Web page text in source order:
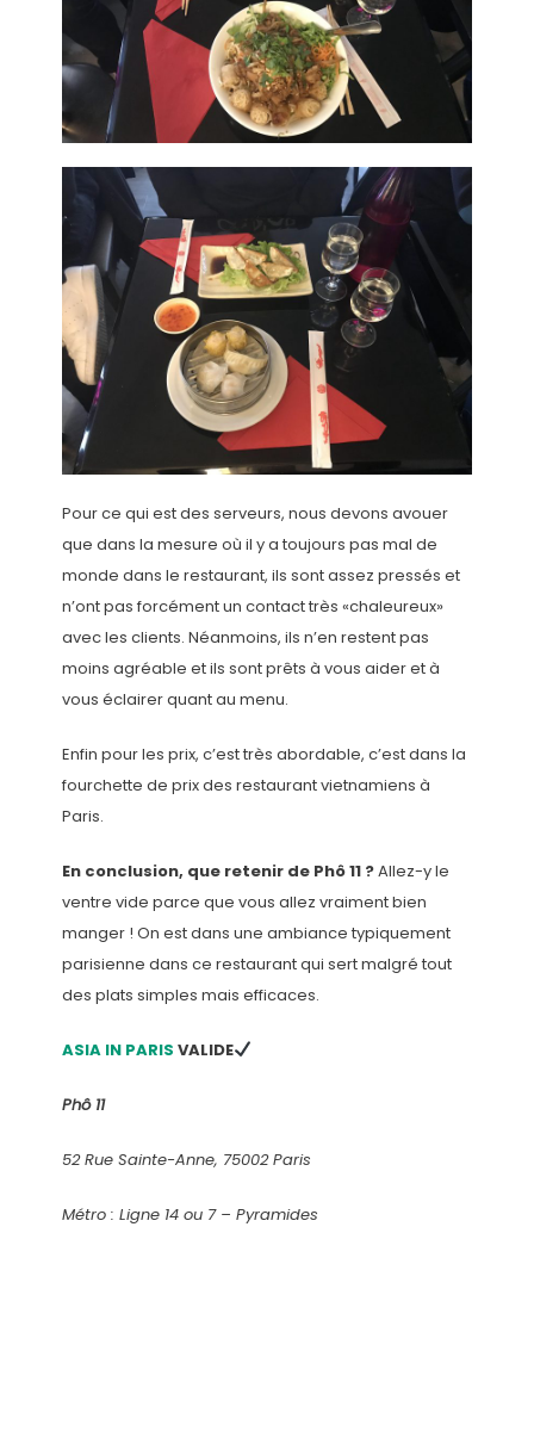
Pour ce qui est des serveurs, nous devons avouer
que dans la mesure où il y a toujours pas mal de
monde dans le restaurant, ils sont assez pressés et
n’ont pas forcément un contact très «chaleureux»
avec les clients. Néanmoins, ils n’en restent pas
moins agréable et ils sont prêts à vous aider et à
vous éclairer quant au menu.
Enfin pour les prix, c’est très abordable, c’est dans la
fourchette de prix des restaurant vietnamiens à
Paris.
En conclusion, que retenir de Phô 11 ?Allez-y le
ventre vide parce que vous allez vraiment bien
manger ! On est dans une ambiance typiquement
parisienne dans ce restaurant qui sert malgré tout
des plats simples mais efficaces.
ASIA IN PARIS VALIDE
Phô 11
52 Rue Sainte-Anne, 75002 Paris
Métro : Ligne 14 ou 7 – Pyramides